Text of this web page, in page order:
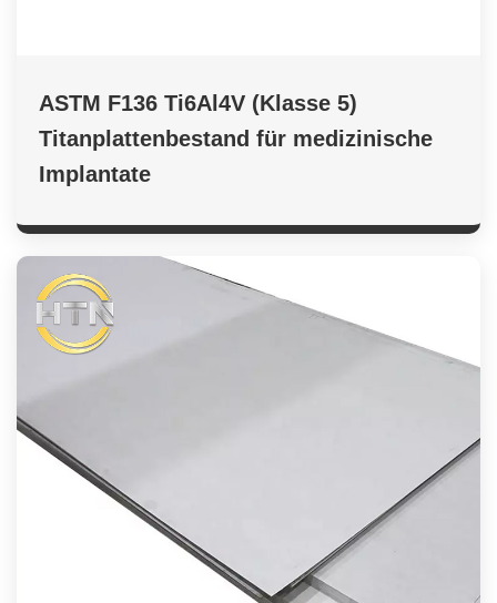
ASTM F136 Ti6Al4V (Klasse 5)
Titanplattenbestand für medizinische
Implantate